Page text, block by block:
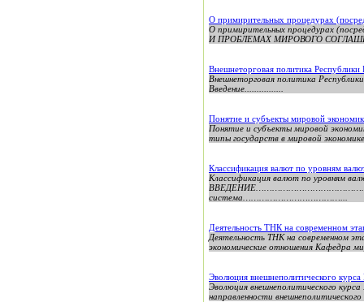
О примирительных процедурах
О примирительных процедурах
И ПРОБЛЕМАХ МИРОВОГО
Внешнеторговая политика Республики
Внешнеторговая политика
Введение................
Понятие и субъекты мировой
Понятие и субъекты мировой
типы государств в мировой
Классификация валют по уровням
Классификация валют по уровням
система………………………………...
Деятельность ТНК на современном
Деятельность ТНК на
экономические отношения Кафедра
Эволюция внешнеполитического
Эволюция внешнеполитического
направленности